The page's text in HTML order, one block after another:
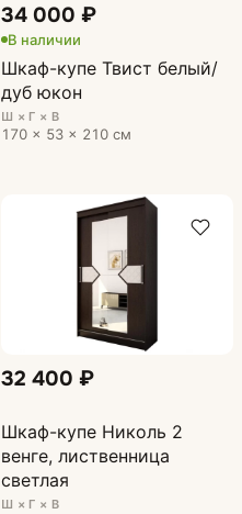
34 000 ₽
В наличии
Шкаф-купе Твист белый/
дуб юкон
Ш × Г × В
170 × 53 × 210 см
32 400 ₽
Шкаф-купе Николь 2
венге, лиственница
светлая
Ш × Г × В